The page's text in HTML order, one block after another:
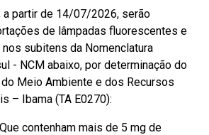
a partir de 14/07/2026, serão
de lâmpadas fluorescentes e
subitens da Nomenclatura
- NCM abaixo, por determinação do
Meio Ambiente e dos Recursos
– Ibama (TA E0270):
contenham mais de 5 mg de